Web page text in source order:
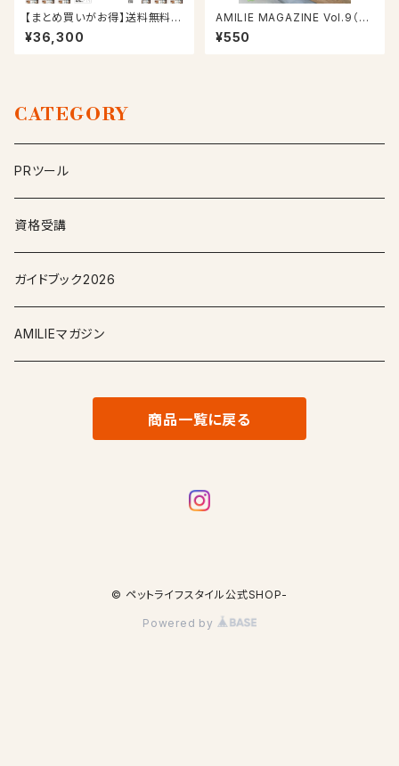
【まとめ買いがお得】送料無料！
事業者向け50冊パック！AMILIE
ペットとの暮らしカタログforマ
¥36,300
AMILIE MAGAZINE Vol.9（20
24/9/30号）
¥550
CATEGORY
PRツール
資格受講
ガイドブック2026
AMILIEマガジン
商品一覧に戻る
© ペットライフスタイル公式SHOP-
Powered by